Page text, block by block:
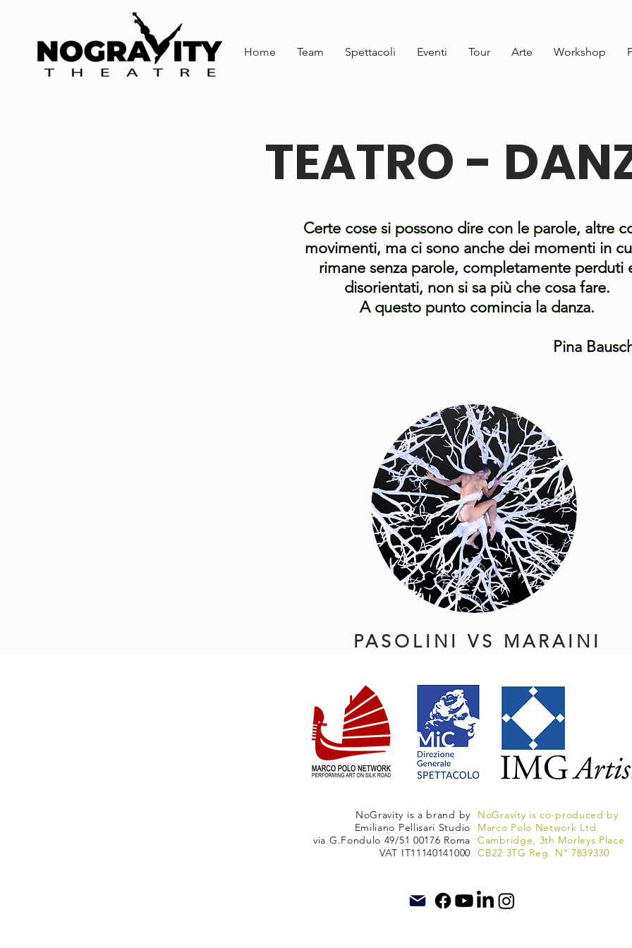
Home Team Spettacoli Eventi Tour Arte Workshop
TEATRO -
Certe cose si possono dire con le parole, altre
movimenti, ma ci sono anche dei momenti in
rimane senza parole, completamente perduti
disorientati, non si sa più che cosa fare.
A questo punto comincia la danza.
Pina
PASOLINI VS MARAINI
NoGravity is a brand by
Emiliano Pellisari Studio
via G.Fondulo 49/51 00176 Roma
VAT IT11140141000
NoGravity is co-produced by
Marco Polo Network Ltd
Cambridge, 3th Morleys Place
CB22 3TG Reg. N° 7839330